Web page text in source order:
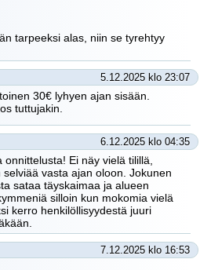
tarpeeksi alas, niin se tyrehtyy
5.12.2025 klo 23:07
30€ lyhyen ajan sisään.
tuttujakin.
6.12.2025 klo 04:35
Ei näy vielä tilillä,
vasta ajan oloon. Jokunen
sataa täyskaimaa ja alueen
silloin kun mokomia vielä
kerro henkilöllisyydestä juuri
7.12.2025 klo 16:53